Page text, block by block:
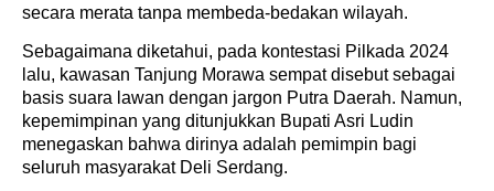
secara merata tanpa membeda-bedakan wilayah.
Sebagaimana diketahui, pada kontestasi Pilkada 2024
lalu, kawasan Tanjung Morawa sempat disebut sebagai
basis suara lawan dengan jargon Putra Daerah. Namun,
kepemimpinan yang ditunjukkan Bupati Asri Ludin
menegaskan bahwa dirinya adalah pemimpin bagi
seluruh masyarakat Deli Serdang.